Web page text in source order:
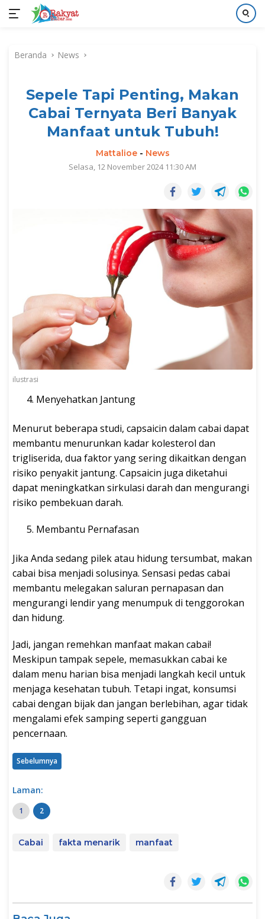
kontenBeranda News
Sepele Tapi Penting, Makan
Cabai Ternyata Beri Banyak
Manfaat untuk Tubuh!
Mattalioe- News
Selasa, 12 November 2024 11:30 AM
ilustrasi
Menyehatkan Jantung
Menurut beberapa studi, capsaicin dalam cabai dapat
membantu menurunkan kadar kolesterol dan
trigliserida, dua faktor yang sering dikaitkan dengan
risiko penyakit jantung. Capsaicin juga diketahui
dapat meningkatkan sirkulasi darah dan mengurangi
risiko pembekuan darah.
Membantu Pernafasan
Jika Anda sedang pilek atau hidung tersumbat, makan
cabai bisa menjadi solusinya. Sensasi pedas cabai
membantu melegakan saluran pernapasan dan
mengurangi lendir yang menumpuk di tenggorokan
dan hidung.
Jadi, jangan remehkan manfaat makan cabai!
Meskipun tampak sepele, memasukkan cabai ke
dalam menu harian bisa menjadi langkah kecil untuk
menjaga kesehatan tubuh. Tetapi ingat, konsumsi
cabai dengan bijak dan jangan berlebihan, agar tidak
mengalami efek samping seperti gangguan
pencernaan.
Sebelumnya
Laman:
1 2
Cabai fakta menarik manfaat